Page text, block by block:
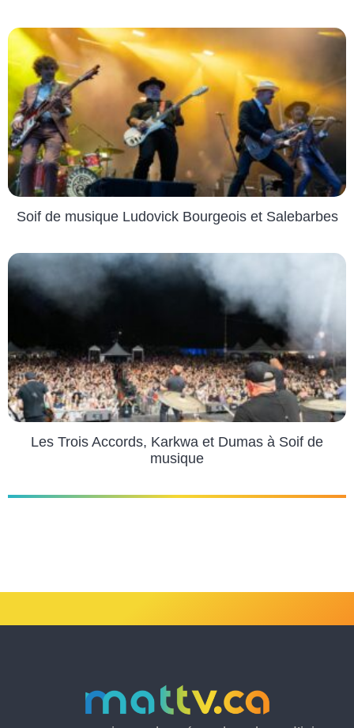
Soif de musique Ludovick Bourgeois et Salebarbes
Les Trois Accords, Karkwa et Dumas à Soif de
musique